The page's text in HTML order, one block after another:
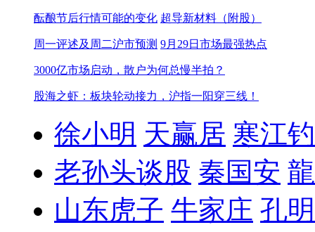
酝酿节后行情可能的变化 超导新材料（附股）
周一评述及周二沪市预测 9月29日市场最强热点
3000亿市场启动，散户为何总慢半拍？
股海之虾：板块轮动接力，沪指一阳穿三线！
徐小明 天赢居 寒江
老孙头谈股 秦国安
山东虎子 牛家庄 孔